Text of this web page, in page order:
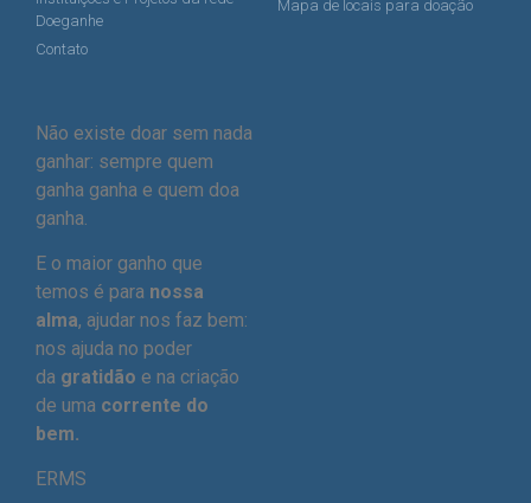
Doeganhe
Contato
Mapa de locais para doação
Não existe doar sem nada
ganhar: sempre quem
ganha ganha e quem doa
ganha.
E o maior ganho que
temos é para nossa
alma, ajudar nos faz bem:
nos ajuda no poder
da gratidão e na criação
de uma corrente do
bem.
ERMS